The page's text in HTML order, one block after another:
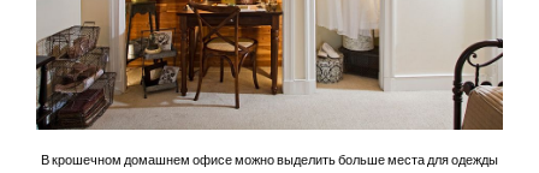
В крошечном домашнем офисе можно выделить больше места для одежды